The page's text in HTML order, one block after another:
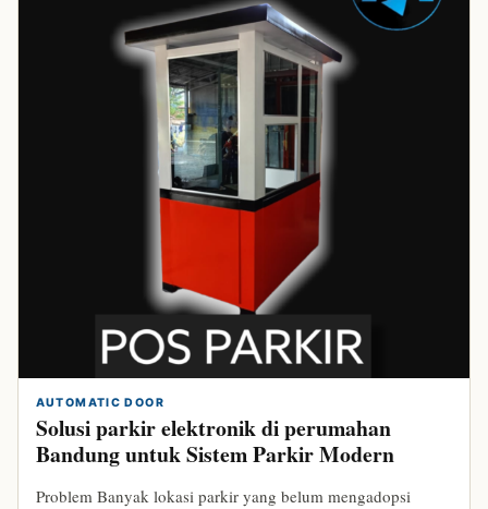
AUTOMATIC DOOR
Solusi parkir elektronik di perumahan
Bandung untuk Sistem Parkir Modern
Problem Banyak lokasi parkir yang belum mengadopsi